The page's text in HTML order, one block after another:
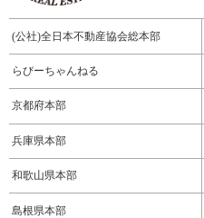
(公社)全日本不動産協会総本部
らびーちゃんねる
京都府本部
兵庫県本部
和歌山県本部
島根県本部